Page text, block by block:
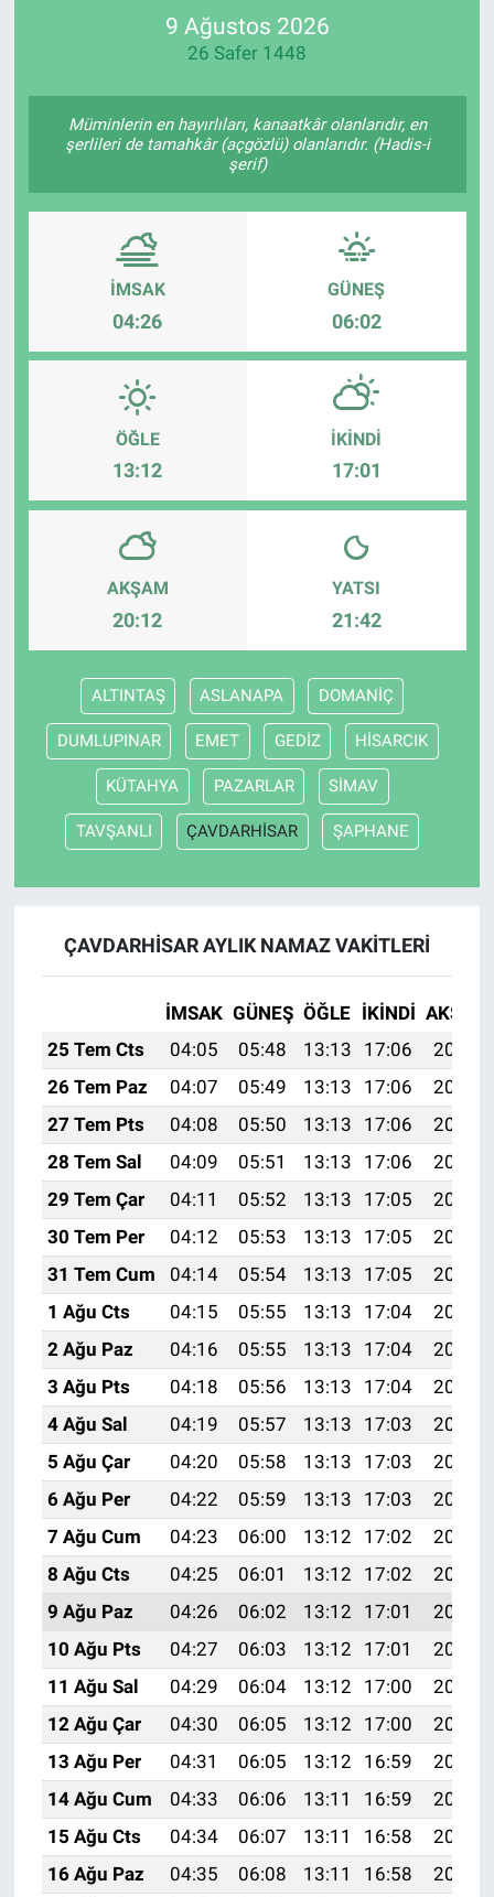
9 Ağustos 2026
26 Safer 1448
Müminlerin en hayırlıları, kanaatkâr olanlarıdır, en
şerlileri de tamahkâr (açgözlü) olanlarıdır. (Hadis-i
şerif)
İMSAK
04:26
GÜNEŞ
06:02
ÖĞLE
13:12
İKINDI
17:01
AKŞAM
20:12
YATSI
21:42
ALTINTAŞ ASLANAPA DOMANİÇ
DUMLUPINAR EMET GEDİZ HİSARCIK
KÜTAHYA PAZARLAR SİMAV
TAVŞANLI ÇAVDARHİSAR ŞAPHANE
ÇAVDARHİSAR AYLIK NAMAZ VAKITLERI
İMSAK GÜNEŞ ÖĞLE İKINDI AKŞAM
25 Tem Cts
04:05 05:48 13:13 17:06
20:28
26 Tem Paz
04:07 05:49 13:13 17:06
20:27
27 Tem Pts
04:08 05:50 13:13 17:06
20:26
28 Tem Sal
04:09 05:51 13:13 17:06
20:25
29 Tem Çar
04:11 05:52 13:13 17:05
20:24
30 Tem Per
04:12 05:53 13:13 17:05
20:23
31 Tem Cum
04:14 05:54 13:13 17:05
20:22
1 Ağu Cts
04:15 05:55 13:13 17:04
20:21
2 Ağu Paz
04:16 05:55 13:13 17:04
20:20
3 Ağu Pts
04:18 05:56 13:13 17:04
20:19
4 Ağu Sal
04:19 05:57 13:13 17:03
20:18
5 Ağu Çar
04:20 05:58 13:13 17:03
20:17
6 Ağu Per
04:22 05:59 13:13 17:03
20:16
7 Ağu Cum
04:23 06:00 13:12 17:02
20:15
8 Ağu Cts
04:25 06:01 13:12 17:02
20:14
9 Ağu Paz
04:26 06:02 13:12 17:01
20:12
10 Ağu Pts
04:27 06:03 13:12 17:01
20:11
11 Ağu Sal
04:29 06:04 13:12 17:00
20:10
12 Ağu Çar
04:30 06:05 13:12 17:00
20:09
13 Ağu Per
04:31 06:05 13:12 16:59
20:08
14 Ağu Cum
04:33 06:06 13:11 16:59
20:06
15 Ağu Cts
04:34 06:07 13:11 16:58
20:05
16 Ağu Paz
04:35 06:08 13:11 16:58
20:04
RESMİ İLANLAR